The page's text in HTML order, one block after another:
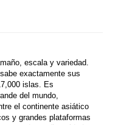
escala y variedad.
exactamente sus
islas. Es
del mundo,
el continente asiático
y grandes plataformas